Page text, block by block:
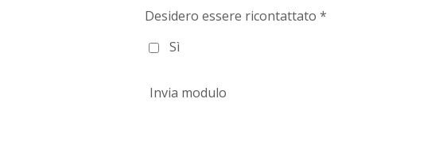
Desidero essere ricontattato *
Sì
Invia modulo